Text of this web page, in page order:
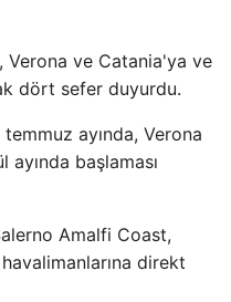
ve Catania'ya ve
dört sefer duyurdu.
ayında, Verona
ayında başlaması
Amalfi Coast,
direkt